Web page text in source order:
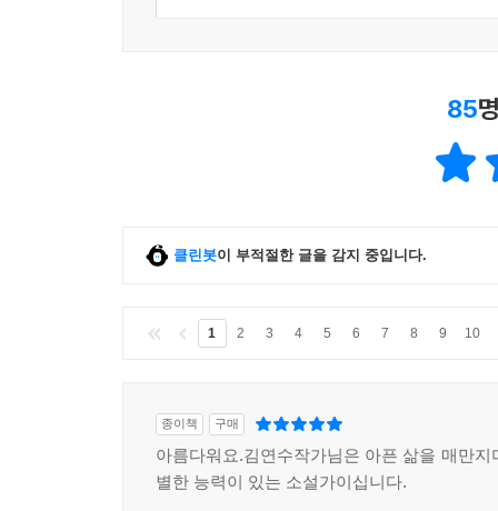
85
클린봇이 부적절한 글을 감지 중입니다.
1 2 3 4 5 6 7 8 9 10
종이책 구매
아름다워요.김연수작가님은 아픈 삶을 매만지
별한 능력이 있는 소설가이십니다.